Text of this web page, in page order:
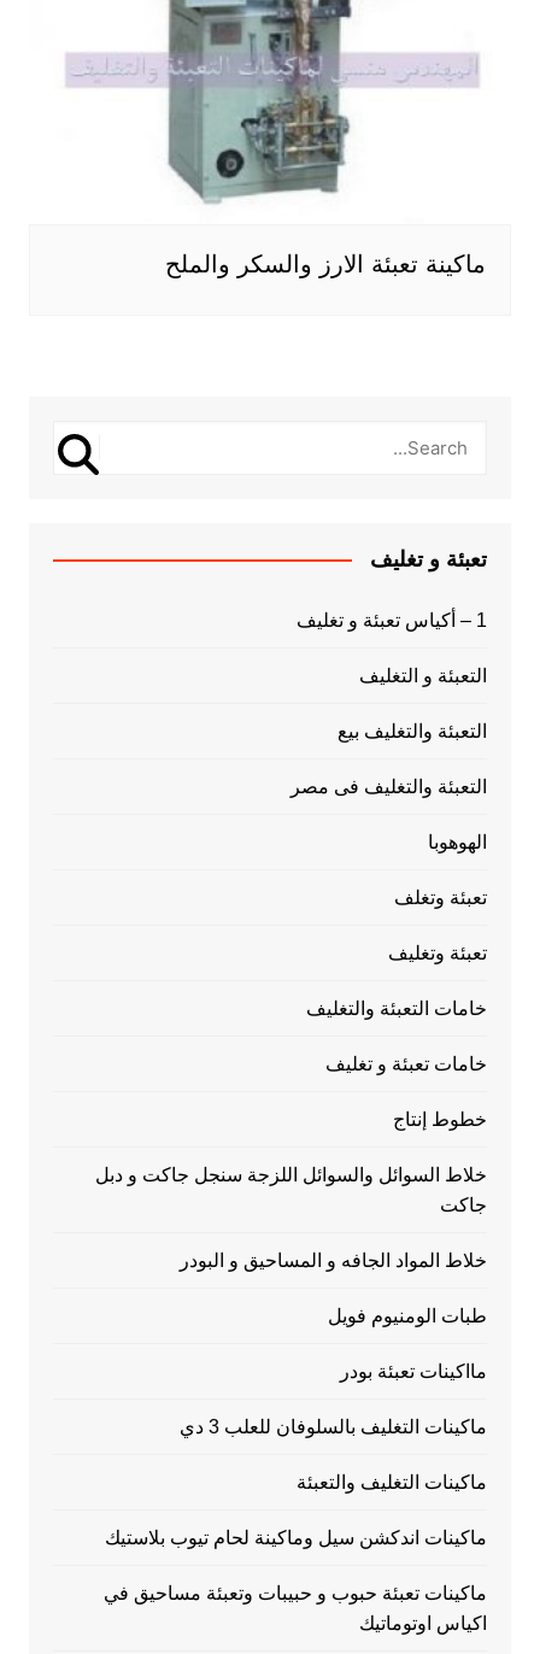
ماكينة تعبئة الارز والسكر والملح
تعبئة و تغليف
1 – أكياس تعبئة و تغليف
التعبئة و التغليف
التعبئة والتغليف بيع
التعبئة والتغليف فى مصر
الهوهوبا
تعبئة وتغلف
تعبئة وتغليف
خامات التعبئة والتغليف
خامات تعبئة و تغليف
خطوط إنتاج
خلاط السوائل والسوائل اللزجة سنجل جاكت و دبل
جاكت
خلاط المواد الجافه و المساحيق و البودر
طبات الومنيوم فويل
مااكينات تعبئة بودر
ماكينات التغليف بالسلوفان للعلب 3 دي
ماكينات التغليف والتعبئة
ماكينات اندكشن سيل وماكينة لحام تيوب بلاستيك
ماكينات تعبئة حبوب و حبيبات وتعبئة مساحيق في
اكياس اوتوماتيك